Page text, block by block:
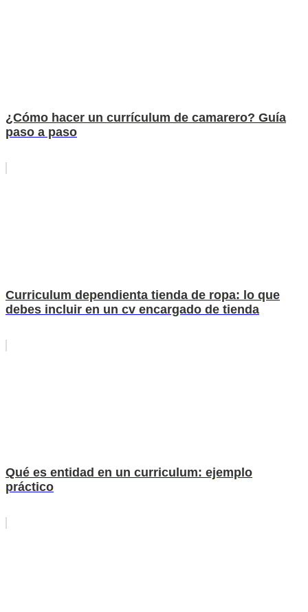
¿Cómo hacer un currículum de camarero? Guía
paso a paso
Curriculum dependienta tienda de ropa: lo que
debes incluir en un cv encargado de tienda
Qué es entidad en un curriculum: ejemplo
práctico